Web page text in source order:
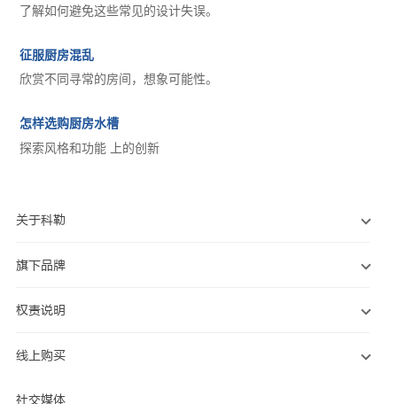
了解如何避免这些常见的设计失误。
征服厨房混乱
欣赏不同寻常的房间，想象可能性。
怎样选购厨房水槽
探索风格和功能 上的创新
关于科勒
旗下品牌
权责说明
线上购买
社交媒体